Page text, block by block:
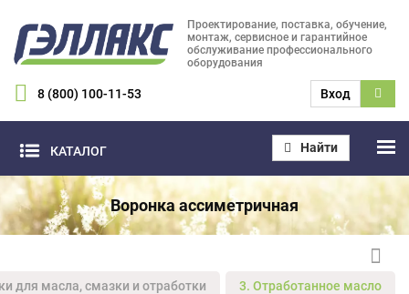
Проектирование, поставка, обучение,
монтаж, сервисное и гарантийное
обслуживание профессионального
оборудования
8 (800) 100-11-53 Вход
КАТАЛОГ Найти
Воронка ассиметричная
для масла, смазки и отработки 3. Отработанное масло